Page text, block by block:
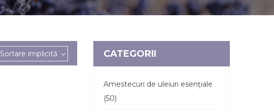
Sortare implicită CATEGORII
Amestecuri de uleiuri esențiale
(50)